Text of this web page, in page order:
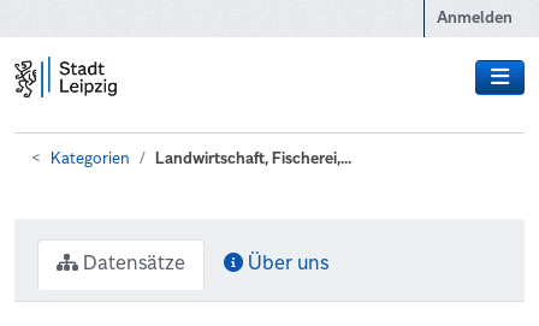
Anmelden
Kategorien Landwirtschaft, Fischerei,...
Datensätze Über uns